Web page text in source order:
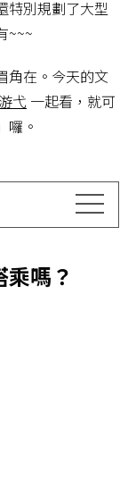
特別規劃了大型
~~~
角在。今天的文
弋 一起看，就可
囉。
嗎？